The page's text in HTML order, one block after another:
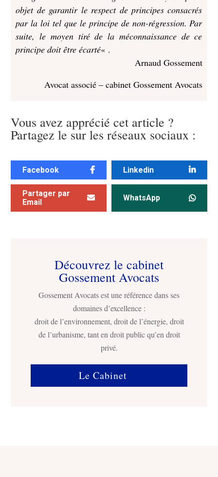
objet de garantir le respect de principes consacrés
par la loi tel que le principe de non-régression. Par
suite, le moyen tiré de la méconnaissance de ce
principe doit être écarté« .
Arnaud Gossement
Avocat associé – cabinet Gossement Avocats
Vous avez apprécié cet article ?
Partagez le sur les réseaux sociaux :
Facebook Linkedin
Partager par
Email
WhatsApp
Découvrez le cabinet
Gossement Avocats
Gossement Avocats est une référence dans ses
domaines d’excellence :
droit de l’environnement, droit de l’énergie, droit
de l’urbanisme, tant en droit public qu’en droit
privé.
Le Cabinet